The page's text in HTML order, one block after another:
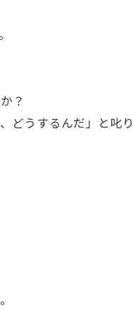
？
どうするんだ」と叱